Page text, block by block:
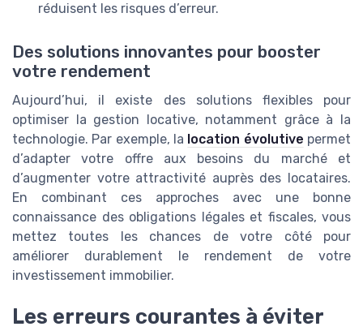
réduisent les risques d’erreur.
Des solutions innovantes pour booster
votre rendement
Aujourd’hui, il existe des solutions flexibles pour
optimiser la gestion locative, notamment grâce à la
technologie. Par exemple, la location évolutive permet
d’adapter votre offre aux besoins du marché et
d’augmenter votre attractivité auprès des locataires.
En combinant ces approches avec une bonne
connaissance des obligations légales et fiscales, vous
mettez toutes les chances de votre côté pour
améliorer durablement le rendement de votre
investissement immobilier.
Les erreurs courantes à éviter